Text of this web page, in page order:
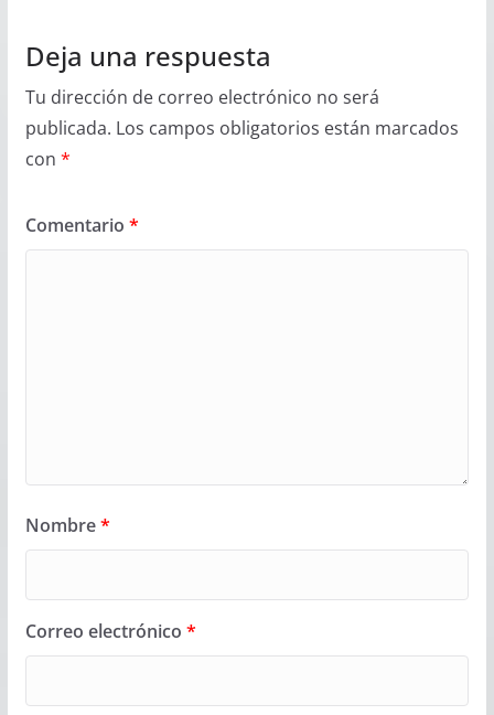
Deja una respuesta
Tu dirección de correo electrónico no será
publicada. Los campos obligatorios están marcados
con *
Comentario *
Nombre*
Correo electrónico *